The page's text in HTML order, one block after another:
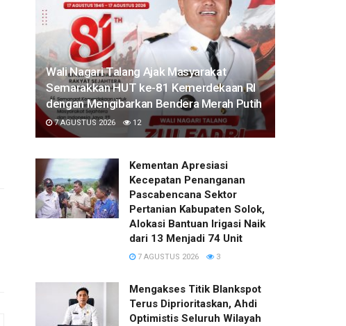
Wali Nagari Talang Ajak Masyarakat
Semarakkan HUT ke-81 Kemerdekaan RI
dengan Mengibarkan Bendera Merah Putih
7 AGUSTUS 2026 12
Kementan Apresiasi
Kecepatan Penanganan
Pascabencana Sektor
Pertanian Kabupaten Solok,
Alokasi Bantuan Irigasi Naik
dari 13 Menjadi 74 Unit
7 AGUSTUS 2026 3
Mengakses Titik Blankspot
Terus Diprioritaskan, Ahdi
Optimistis Seluruh Wilayah